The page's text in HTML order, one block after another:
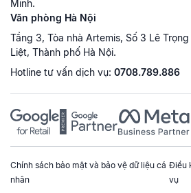
Minh.
Văn phòng Hà Nội
Tầng 3, Tòa nhà Artemis, Số 3 Lê
Liệt, Thành phố Hà Nội.
Hotline tư vấn dịch vụ: 0708.789.886
Chính sách bảo mật và bảo vệ dữ liệu cá
nhân
Điều
vụ